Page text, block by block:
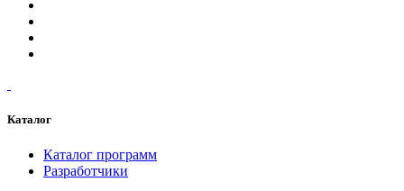
Каталог
Каталог программ
Разработчики